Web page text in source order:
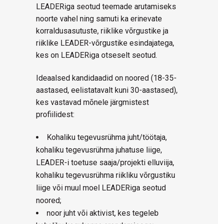
LEADERiga seotud teemade arutamiseks
noorte vahel ning samuti ka erinevate
korraldusasutuste, riiklike võrgustike ja
riiklike LEADER-võrgustike esindajatega,
kes on LEADERiga otseselt seotud.
Ideaalsed kandidaadid on noored (18-35-
aastased, eelistatavalt kuni 30-aastased),
kes vastavad mõnele järgmistest
profiilidest:
Kohaliku tegevusrühma juht/töötaja,
kohaliku tegevusrühma juhatuse liige,
LEADER-i toetuse saaja/projekti elluviija,
kohaliku tegevusrühma riikliku võrgustiku
liige või muul moel LEADERiga seotud
noored;
noor juht või aktivist, kes tegeleb